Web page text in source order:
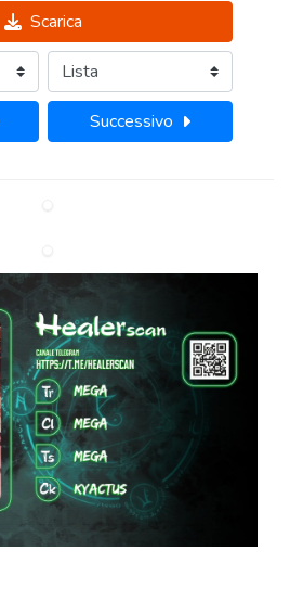
Scarica
Successivo